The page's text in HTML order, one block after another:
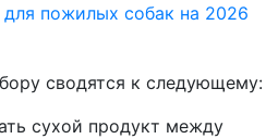
пожилых собак на 2026
сводятся к следующему:
сухой продукт между